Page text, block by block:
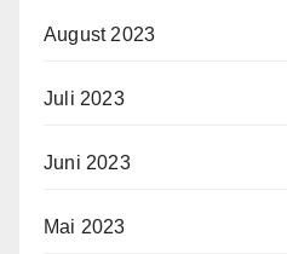
August 2023
Juli 2023
Juni 2023
Mai 2023